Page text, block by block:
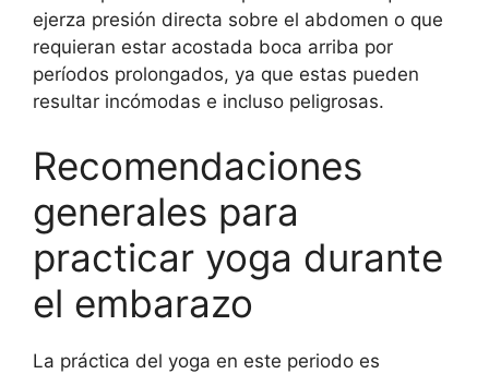
ejerza presión directa sobre el abdomen o que
requieran estar acostada boca arriba por
períodos prolongados, ya que estas pueden
resultar incómodas e incluso peligrosas.
Recomendaciones
generales para
practicar yoga durante
el embarazo
La práctica del yoga en este periodo es